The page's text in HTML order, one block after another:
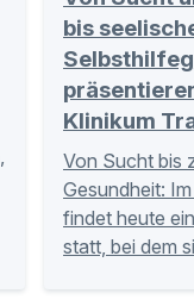
bis
Klinikum
Von Sucht bis
Gesundheit:
findet heute
statt, bei dem